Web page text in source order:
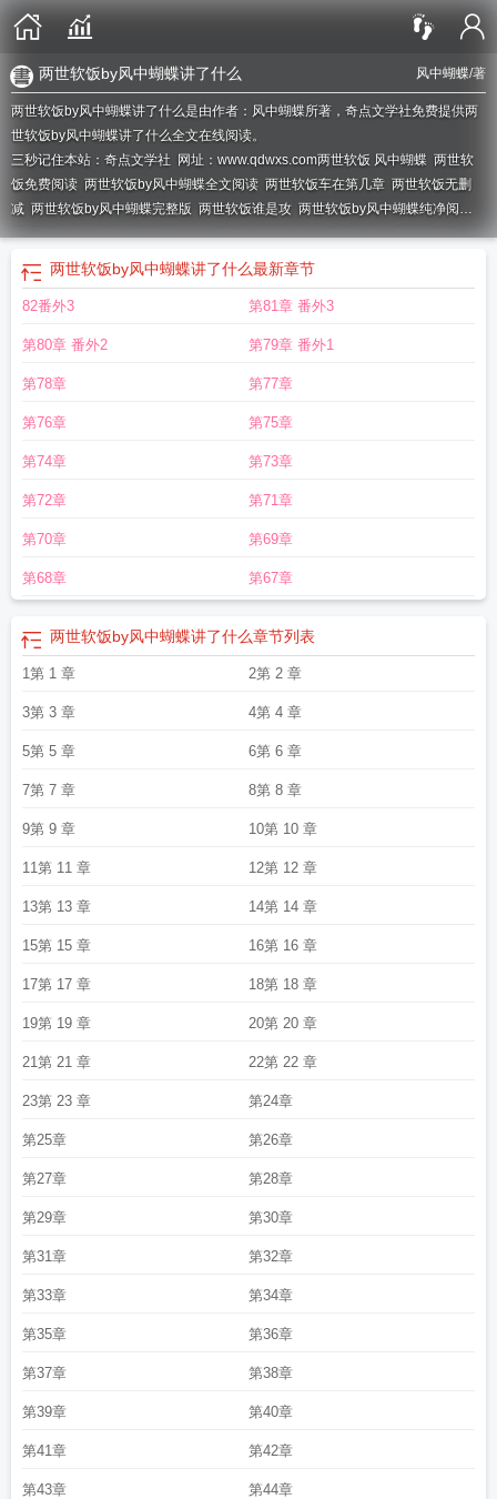
风中蝴蝶/著
两世软饭by风中蝴蝶讲了什么
两世软饭by风中蝴蝶讲了什么是由作者：风中蝴蝶所著，奇点文学社免费提供两
世软饭by风中蝴蝶讲了什么全文在线阅读。
三秒记住本站：奇点文学社 网址：www.qdwxs.com两世软饭 风中蝴蝶 两世软
饭免费阅读 两世软饭by风中蝴蝶全文阅读 两世软饭车在第几章 两世软饭无删
减 两世软饭by风中蝴蝶完整版 两世软饭谁是攻 两世软饭by风中蝴蝶纯净阅
读两世软饭by风中蝴蝶讲了什么两世软饭讲的什么两世软饭by风中蝴蝶讲的什
两世软饭by风中蝴蝶TXT两世软饭by 两世软饭笔趣阁
费 俩世软饭肉 两世软饭番外
介两世软饭by风中蝴蝶百度 两世软饭攻守两世软饭 作者风中蝴蝶
饭讲什么
两世软饭全文 两世软饭书包网重生之两世软饭
软饭全文阅读
两世软饭差不多的文
江两世软饭全集TXT 两世软饭推文
谁两世软饭讲的什么故事 两世软饭20章截图图片
剧透两世软饭全文TXT 两世软饭类似
软饭攻是谁
两世软饭by风中蝴蝶免费阅读全文
笔趣阁两世软饭by风中蝴蝶结局是什么两世软饭好看吗
两世软饭by风中蝴蝶讲了什么最新章节
82番外3 第81章 番外3
第80章 番外2 第79章 番外1
第78章 第77章
第76章 第75章
第74章 第73章
第72章 第71章
第70章 第69章
第68章 第67章
两世软饭by风中蝴蝶讲了什么章节列表
1第 1 章 2第 2 章
3第 3 章 4第 4 章
5第 5 章 6第 6 章
7第 7 章 8第 8 章
9第 9 章 10第 10 章
11第 11 章 12第 12 章
13第 13 章 14第 14 章
15第 15 章 16第 16 章
17第 17 章 18第 18 章
19第 19 章 20第 20 章
21第 21 章 22第 22 章
23第 23 章 第24章
第25章 第26章
第27章 第28章
第29章 第30章
第31章 第32章
第33章 第34章
第35章 第36章
第37章 第38章
第39章 第40章
第41章 第42章
第43章 第44章